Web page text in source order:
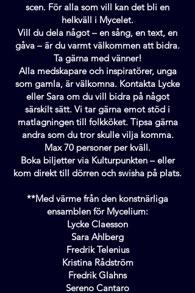
scen. För alla som vill kan det bli en
helkväll i Mycelet.
Vill du dela något – en sång, en text, en
gåva – är du varmt välkommen att bidra.
Ta gärna med vänner!
Alla medskapare och inspiratörer, unga
som gamla, är välkomna. Kontakta Lycke
eller Sara om du vill bidra på något
särskilt sätt. Vi tar gärna emot stöd i
matlagningen till folkköket. Tipsa gärna
andra som du tror skulle vilja komma.
Max 70 personer per kväll.
Boka biljetter via Kulturpunkten – eller
kom direkt till dörren och swisha på plats.
**Med värme från den konstnärliga
ensamblen för Mycelium:
Lycke Claesson
Sara Ahlberg
Fredrik Telenius
Kristina Rådström
Fredrik Glahns
Sereno Cantaro